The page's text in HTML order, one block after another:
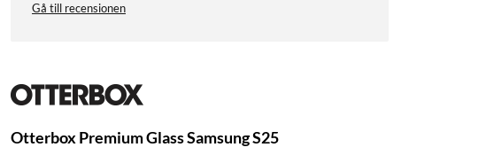
Gå till recensionen
Otterbox Premium Glass Samsung S25